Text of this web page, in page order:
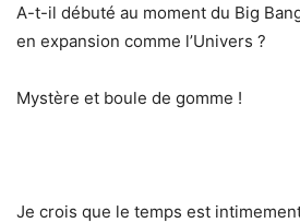
A-t-il débuté au moment du Big
en expansion comme l’Univers ?
Mystère et boule de gomme !
Je crois que le temps est